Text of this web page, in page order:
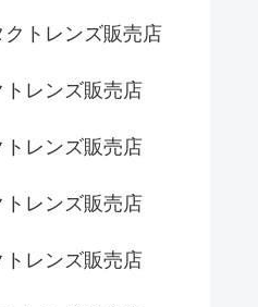
トレンズ販売店
レンズ販売店
レンズ販売店
レンズ販売店
レンズ販売店